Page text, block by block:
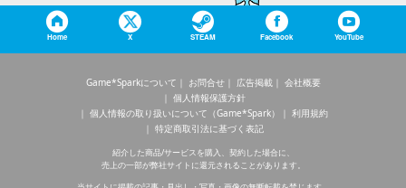
Home X STEAM Facebook YouTube
Game*Sparkについて お問合せ 広告掲載
会社概要
個人情報保護方針
個人情報の取り扱いについて（Game*Spark）
利用規約
特定商取引法に基づく表記
紹介した商品/サービスを購入、契約した場合に、
売上の一部が弊社サイトに還元されることがあります。